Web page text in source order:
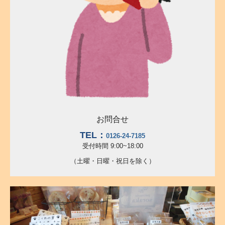
お問合せ
TEL： 0126-24-7185
受付時間 9:00~18:00
（土曜・日曜・祝日を除く）